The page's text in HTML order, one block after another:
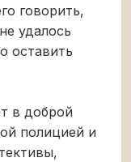
говорить,
удалось
оставить
в доброй
полицией и